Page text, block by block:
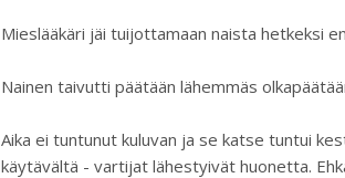
Mieslääkäri jäi tuijottamaan naista hetkeksi
Nainen taivutti päätään lähemmäs
Aika ei tuntunut kuluvan ja se katse tuntui
käytävältä - vartijat lähestyivät huonetta.